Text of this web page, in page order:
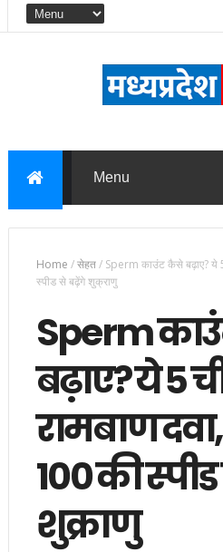
Home /सेहत/ Sperm काउंट कैसे बढ़ाए? ये
स्पीड से बढ़ेंगे शुक्राणु
Sperm
बढ़ाए? ये 5
रामबाण
100 की
शुक्राणु